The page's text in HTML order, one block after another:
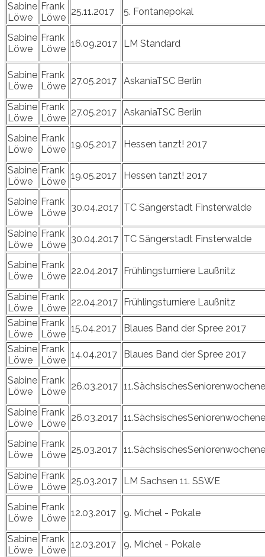
Sabine
Löwe
Frank
Löwe
25.11.2017 5. Fontanepokal
Sabine
Löwe
Frank
Löwe 16.09.2017 LM Standard
Sabine
Löwe
Frank
Löwe 27.05.2017 AskaniaTSC Berlin
Sabine
Löwe
Frank
Löwe
27.05.2017 AskaniaTSC Berlin
Sabine
Löwe
Frank
Löwe 19.05.2017 Hessen tanzt! 2017
Sabine
Löwe
Frank
Löwe
19.05.2017 Hessen tanzt! 2017
Sabine
Löwe
Frank
Löwe 30.04.2017 TC Sängerstadt Finsterwalde
Sabine
Löwe
Frank
Löwe
30.04.2017 TC Sängerstadt Finsterwalde
Sabine
Löwe
Frank
Löwe 22.04.2017 Frühlingsturniere Laußnitz
Sabine
Löwe
Frank
Löwe
22.04.2017
Frühlingsturniere Laußnitz
Sabine
Löwe
Frank
Löwe
15.04.2017
Blaues Band der Spree 2017
Sabine
Löwe
Frank
Löwe
14.04.2017 Blaues Band der Spree 2017
Sabine
Löwe
Frank
Löwe 26.03.2017
Sabine
Löwe
Frank
Löwe
26.03.2017
Sabine
Löwe
Frank
Löwe 25.03.2017
Sabine
Löwe
Frank
Löwe
25.03.2017 LM Sachsen 11. SSWE
Sabine
Löwe
Frank
Löwe 12.03.2017 9. Michel - Pokale
Sabine
Löwe
Frank
Löwe
12.03.2017 9. Michel - Pokale